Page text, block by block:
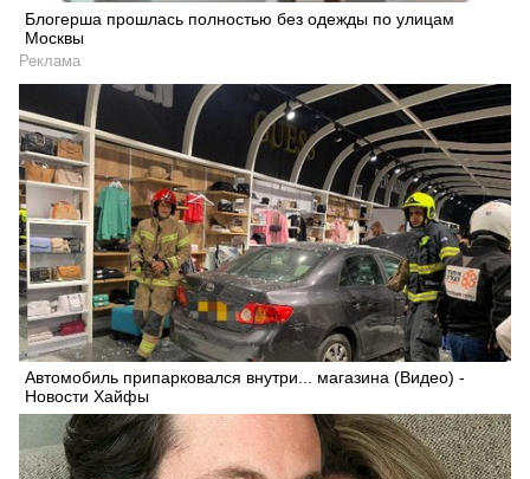
Блогерша прошлась полностью без одежды по улицам
Москвы
Реклама
Автомобиль припарковался внутри... магазина (Видео) -
Новости Хайфы